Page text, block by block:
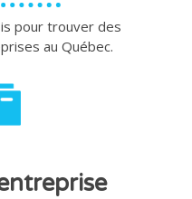
pour trouver des
au Québec.